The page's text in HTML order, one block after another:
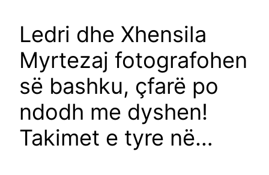
Ledri dhe Xhensila
Myrtezaj fotografohen
së bashku, çfarë po
ndodh me dyshen!
Takimet e tyre në…